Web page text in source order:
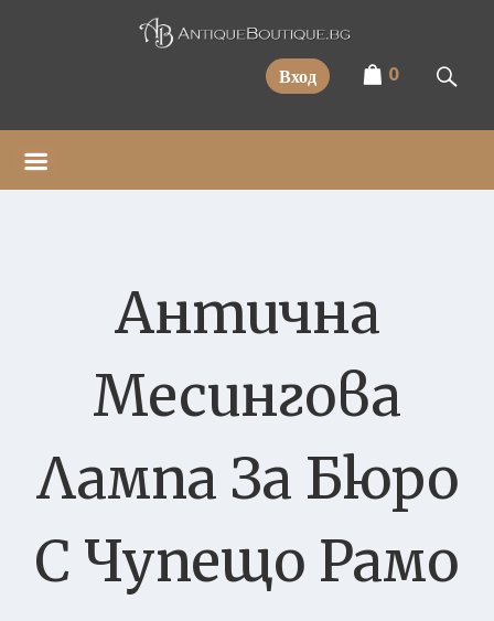
Вход 0
Антична
Месингова
Лампа За Бюро
С Чупещо Рамо